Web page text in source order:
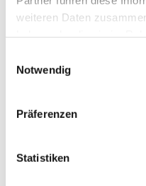
weiteren Daten
Notwendig
Präferenzen
Statistiken
Suchergebnisse
Merken und
Das DKV
Stellenbörse